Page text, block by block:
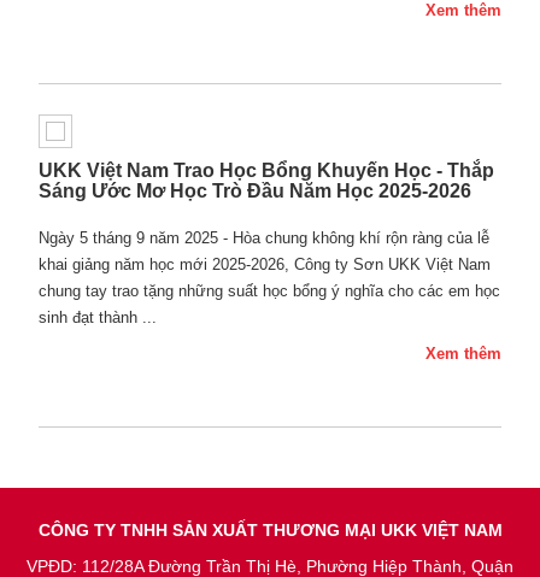
Xem thêm
UKK Việt Nam Trao Học Bổng Khuyến Học - Thắp
Sáng Ước Mơ Học Trò Đầu Năm Học 2025-2026
Ngày 5 tháng 9 năm 2025 - Hòa chung không khí rộn ràng của lễ
khai giảng năm học mới 2025-2026, Công ty Sơn UKK Việt Nam
chung tay trao tặng những suất học bổng ý nghĩa cho các em học
sinh đạt thành ...
Xem thêm
CÔNG TY TNHH SẢN XUẤT THƯƠNG MẠI UKK VIỆT NAM
VPĐD: 112/28A Đường Trần Thị Hè, Phường Hiệp Thành, Quận